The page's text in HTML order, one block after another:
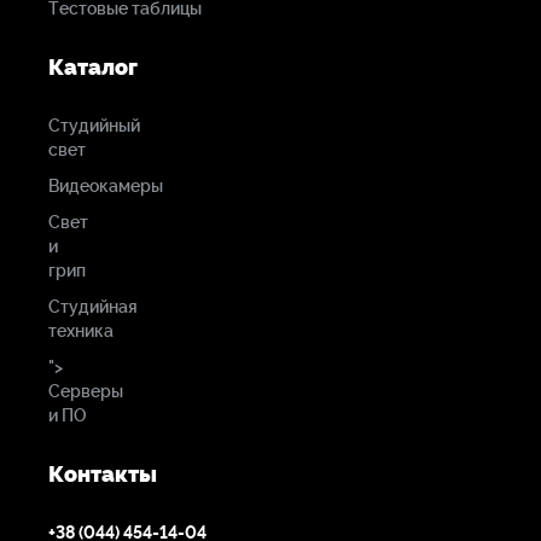
Тестовые таблицы
Каталог
Студийный
свет
Видеокамеры
Свет
и
грип
Студийная
техника
">
Серверы
и ПО
Контакты
+38 (044) 454-14-04